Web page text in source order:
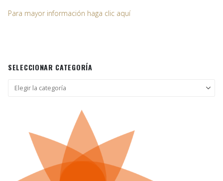
Para mayor información haga clic aquí
SELECCIONAR CATEGORÍA
Seleccionar
categoría